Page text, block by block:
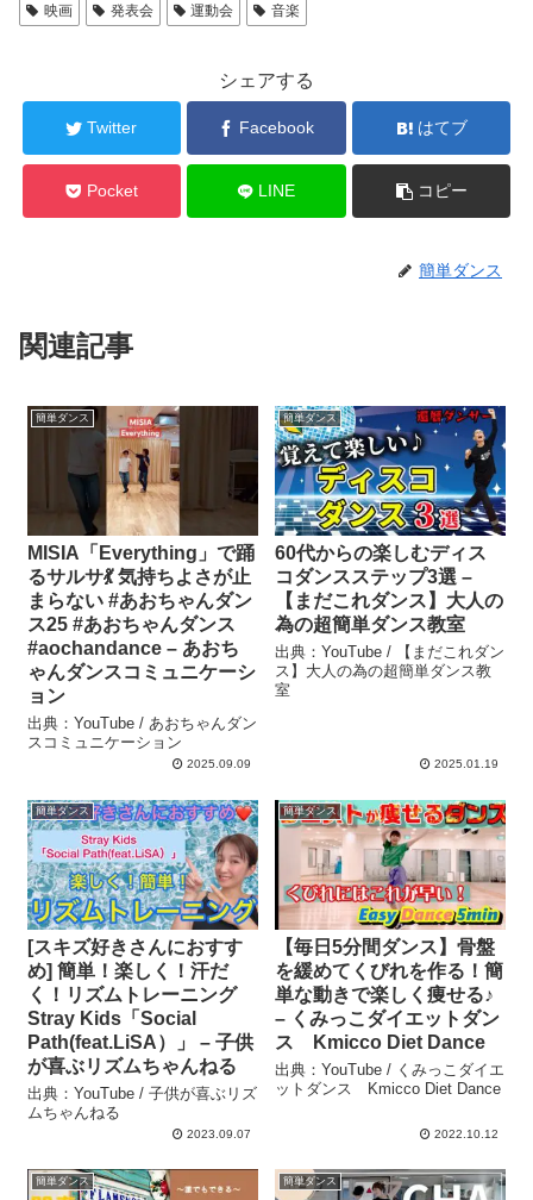
映画
発表会 運動会 音楽
シェアする
Twitter Facebook はてブ
Pocket LINE コピー
簡単ダンス
関連記事
簡単ダンス
MISIA「Everything」で踊
るサルサ💃 気持ちよさが止
まらない #あおちゃんダン
ス25 #あおちゃんダンス
#aochandance – あおち
ゃんダンスコミュニケーシ
ョン
出典：YouTube / あおちゃんダン
スコミュニケーション
2025.09.09
簡単ダンス
60代からの楽しむディス
コダンスステップ3選 –
【まだこれダンス】大人の
為の超簡単ダンス教室
出典：YouTube / 【まだこれダン
ス】大人の為の超簡単ダンス教
室
2025.01.19
簡単ダンス
[スキズ好きさんにおすす
め] 簡単！楽しく！汗だ
く！リズムトレーニング
Stray Kids「Social
Path(feat.LiSA）」 – 子供
が喜ぶリズムちゃんねる
出典：YouTube / 子供が喜ぶリズ
ムちゃんねる
2023.09.07
簡単ダンス
【毎日5分間ダンス】骨盤
を緩めてくびれを作る！簡
単な動きで楽しく痩せる♪
– くみっこダイエットダン
ス Kmicco Diet Dance
出典：YouTube / くみっこダイエ
ットダンス Kmicco Diet Dance
2022.10.12
簡単ダンス 簡単ダンス